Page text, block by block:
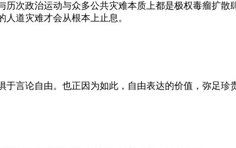
次政治运动与众多公共灾难本质上都是极权毒瘤扩
道灾难才会从根本上止息。
言论自由。也正因为如此，自由表达的价值，弥足